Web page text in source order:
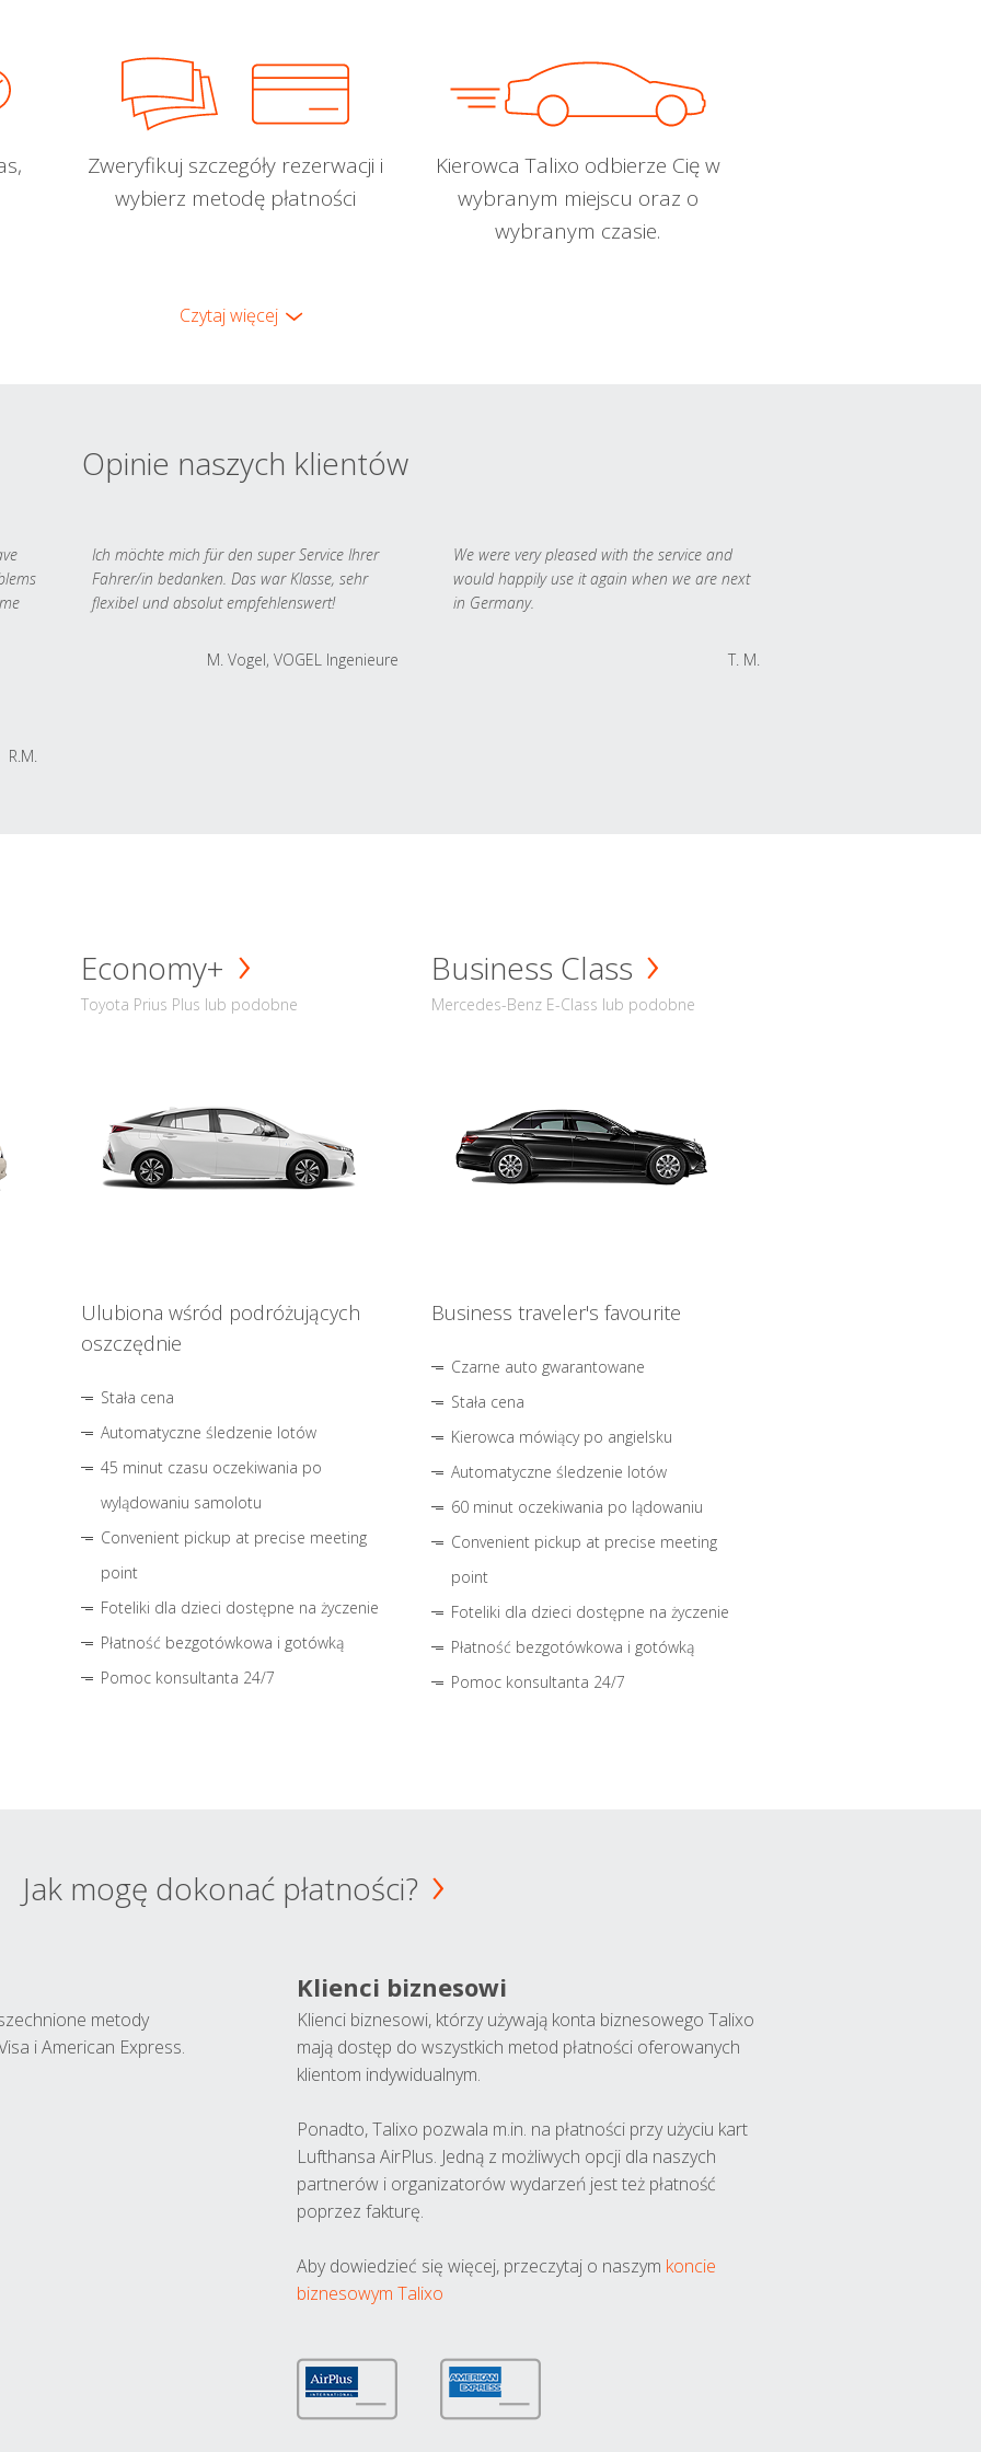
Zweryfikuj szczegóły rezerwacji i
wybierz metodę płatności
Kierowca Talixo odbierze Cię w
wybranym miejscu oraz o
wybranym czasie.
Czytaj więcej
Opinie naszych klientów
R.M.
Ich möchte mich für den super Service Ihrer
Fahrer/in bedanken. Das war Klasse, sehr
flexibel und absolut empfehlenswert!
M. Vogel, VOGEL Ingenieure
We were very pleased with the service and
would happily use it again when we are next
in Germany.
T. M.
Economy+
Toyota Prius Plus lub podobne
Ulubiona wśród podróżujących
oszczędnie
Stała cena
Automatyczne śledzenie lotów
45 minut czasu oczekiwania po
wylądowaniu samolotu
Convenient pickup at precise meeting
point
Foteliki dla dzieci dostępne na życzenie
Płatność bezgotówkowa i gotówką
Pomoc konsultanta 24/7
Business Class
Mercedes-Benz E-Class lub podobne
Business traveler's favourite
Czarne auto gwarantowane
Stała cena
Kierowca mówiący po angielsku
Automatyczne śledzenie lotów
60 minut oczekiwania po lądowaniu
Convenient pickup at precise meeting
point
Foteliki dla dzieci dostępne na życzenie
Płatność bezgotówkowa i gotówką
Pomoc konsultanta 24/7
Jak mogę dokonać płatności?
metody
i American Express.
Klienci biznesowi
Klienci biznesowi, którzy używają konta biznesowego Talixo
mają dostęp do wszystkich metod płatności oferowanych
klientom indywidualnym.
Ponadto, Talixo pozwala m.in. na płatności przy użyciu kart
Lufthansa AirPlus. Jedną z możliwych opcji dla naszych
partnerów i organizatorów wydarzeń jest też płatność
poprzez fakturę.
Aby dowiedzieć się więcej, przeczytaj o naszym koncie
biznesowym Talixo